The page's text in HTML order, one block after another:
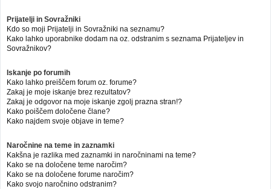
Prijatelji in Sovražniki
Kdo so moji Prijatelji in Sovražniki na seznamu?
Kako lahko uporabnike dodam na oz. odstranim s seznama Prijateljev in
Sovražnikov?
Iskanje po forumih
Kako lahko preiščem forum oz. forume?
Zakaj je moje iskanje brez rezultatov?
Zakaj je odgovor na moje iskanje zgolj prazna stran!?
Kako poiščem določene člane?
Kako najdem svoje objave in teme?
Naročnine na teme in zaznamki
Kakšna je razlika med zaznamki in naročninami na teme?
Kako se na določene teme naročim?
Kako se na določene forume naročim?
Kako svojo naročnino odstranim?